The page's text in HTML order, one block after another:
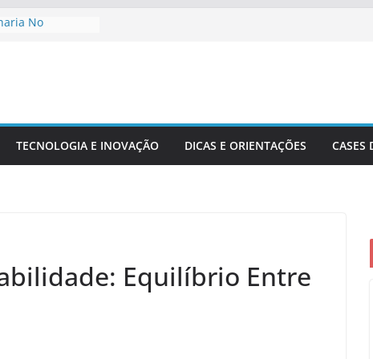
No
Civil Na
Aplicadas
TECNOLOGIA E INOVAÇÃO DICAS E ORIENTAÇÕES CASES
Equilíbrio Entre